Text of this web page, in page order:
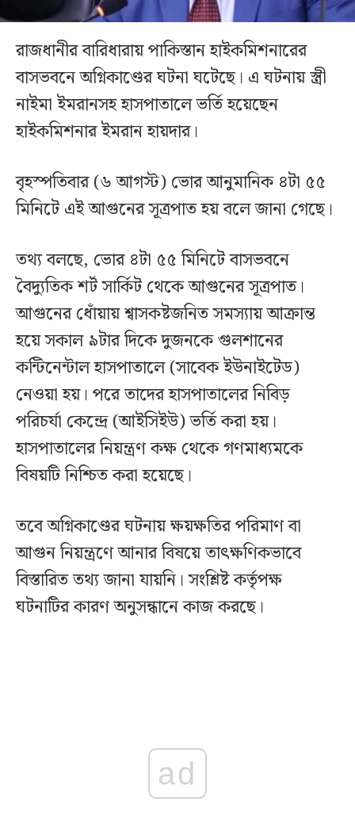
রাজধানীর বারিধারায় পাকিস্তান হাইকমিশনারের
বাসভবনে অগ্নিকাণ্ডের ঘটনা ঘটেছে। এ ঘটনায় স্ত্রী
নাইমা ইমরানসহ হাসপাতালে ভর্তি হয়েছেন
হাইকমিশনার ইমরান হায়দার।
বৃহস্পতিবার (৬ আগস্ট) ভোর আনুমানিক ৪টা ৫৫
মিনিটে এই আগুনের সূত্রপাত হয় বলে জানা গেছে।
তথ্য বলছে, ভোর ৪টা ৫৫ মিনিটে বাসভবনে
বৈদ্যুতিক শর্ট সার্কিট থেকে আগুনের সূত্রপাত।
আগুনের ধোঁয়ায় শ্বাসকষ্টজনিত সমস্যায় আক্রান্ত
হয়ে সকাল ৯টার দিকে দুজনকে গুলশানের
কন্টিনেন্টাল হাসপাতালে (সাবেক ইউনাইটেড)
নেওয়া হয়। পরে তাদের হাসপাতালের নিবিড়
পরিচর্যা কেন্দ্রে (আইসিইউ) ভর্তি করা হয়।
হাসপাতালের নিয়ন্ত্রণ কক্ষ থেকে গণমাধ্যমকে
বিষয়টি নিশ্চিত করা হয়েছে।
তবে অগ্নিকাণ্ডের ঘটনায় ক্ষয়ক্ষতির পরিমাণ বা
আগুন নিয়ন্ত্রণে আনার বিষয়ে তাৎক্ষণিকভাবে
বিস্তারিত তথ্য জানা যায়নি। সংশ্লিষ্ট কর্তৃপক্ষ
ঘটনাটির কারণ অনুসন্ধানে কাজ করছে।
ad